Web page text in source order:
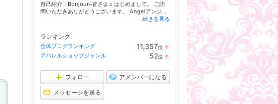
自己紹介：Bonjour~皆さま♫ はじめまして。 ご訪
問いただきありがとうございます。 Angelアンジ...
続きを見る
ランキング
全体ブログランキング 11,357位 ↑
ン
アパレルショップジャンル 52位 ↑
フォロー アメンバーになる
メッセージを送る